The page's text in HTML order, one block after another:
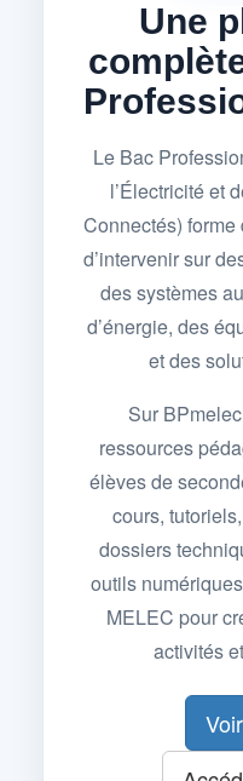
Une
Le Bac
l’Électricité et
Connectés)
d’intervenir sur
des systèmes
d’énergie, des
et des
Sur
ressources
élèves de
cours,
dossiers
outils
MELEC pour
activités